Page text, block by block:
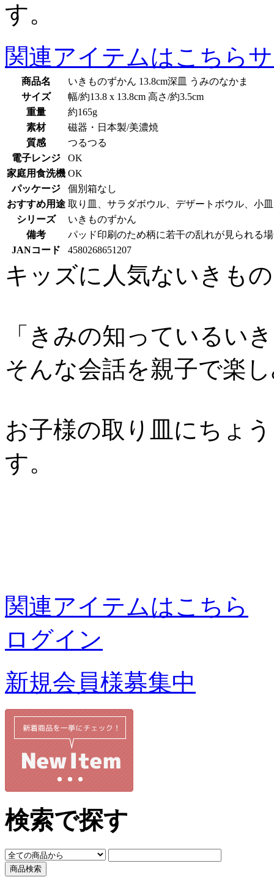
す。
関連アイテムはこちら
商品名
いきものずかん 13.8cm深皿 うみのなかま
サイズ
幅/約13.8 x 13.8cm 高さ/約3.5cm
重量
約165g
素材
磁器・日本製/美濃焼
質感
つるつる
電子レンジ
OK
家庭用食洗機 OK
パッケージ
個別箱なし
おすすめ用途 取り皿、サラダボウル、デザートボウル、小
シリーズ
いきものずかん
備考
パッド印刷のため柄に若干の乱れが見られる
JANコード
4580268651207
キッズに人気ないきも
「きみの知っているい
そんな会話を親子で楽
お子様の取り皿にちょ
す。
関連アイテムはこちら
ログイン
新規会員様募集中
検索で探す